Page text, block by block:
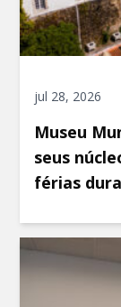
jul 28, 2026
Museu
seus
férias